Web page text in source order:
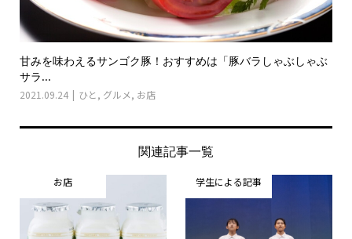
甘みを味わえるサンゴク豚！おすすめは「豚バラしゃぶしゃぶ
サラ...
2021.09.24 ひと , グルメ, お店
関連記事一覧
お店 学生による記事